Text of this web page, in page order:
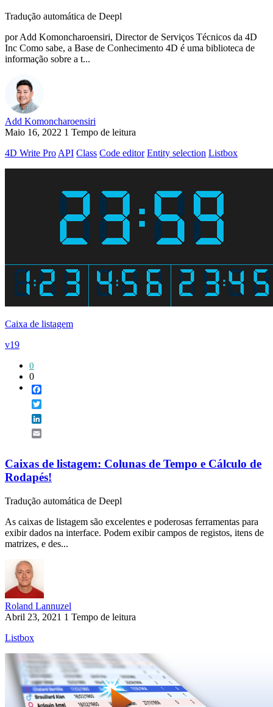
Tradução automática de Deepl
por Add Komoncharoensiri, Director de Serviços Técnicos da 4D
Inc Como sabe, a Base de Conhecimento 4D é uma biblioteca de
informação sobre a t...
Add Komoncharoensiri
Maio 16, 2022 1 Tempo de leitura
4D Write Pro API Class Code editor Entity selection Listbox
Caixa de listagem
v19
0
0
Caixas de listagem: Colunas de Tempo e Cálculo de
Rodapés!
Tradução automática de Deepl
As caixas de listagem são excelentes e poderosas ferramentas para
exibir dados na interface. Podem exibir campos de registos, itens de
matrizes, e des...
Roland Lannuzel
Abril 23, 2021 1 Tempo de leitura
Listbox